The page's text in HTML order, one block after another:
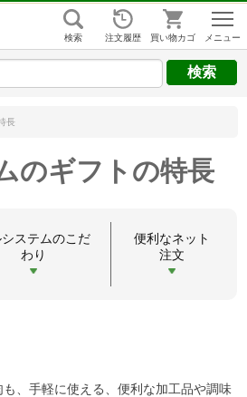
検索 注文履歴 買い物カゴ
はじめての方
せ
長
のギフトの特長
ステムのこだ
わり
便利なネット
注文
、手軽に使える、便利な加工品や調味